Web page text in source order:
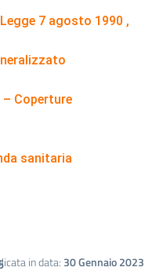
7 agosto 1990 ,
– Coperture
sanitaria
in data: 30 Gennaio 2023